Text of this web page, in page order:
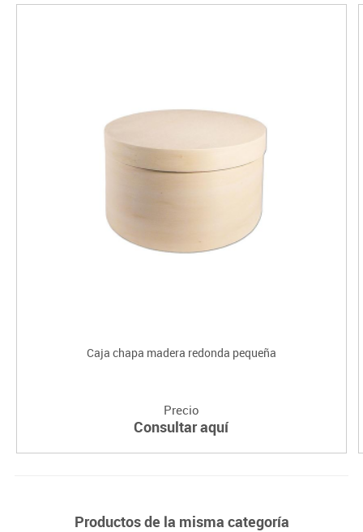
Caja chapa madera redonda pequeña
Precio
Consultar aquí
Productos de la misma categoría